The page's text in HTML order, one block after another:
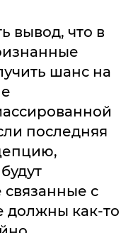
вывод, что в
шанс на
последняя
с
должны как-то